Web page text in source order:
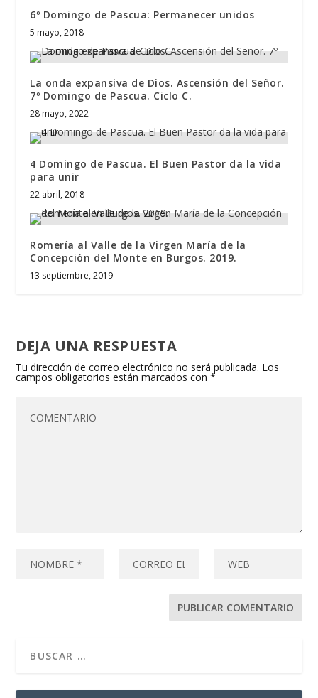
6º Domingo de Pascua: Permanecer unidos
5 mayo, 2018
La onda expansiva de Dios. Ascensión del Señor.
7º Domingo de Pascua. Ciclo C.
28 mayo, 2022
4 Domingo de Pascua. El Buen Pastor da la vida
para unir
22 abril, 2018
Romería al Valle de la Virgen María de la
Concepción del Monte en Burgos. 2019.
13 septiembre, 2019
DEJA UNA RESPUESTA
Tu dirección de correo electrónico no será publicada. Los
campos obligatorios están marcados con*